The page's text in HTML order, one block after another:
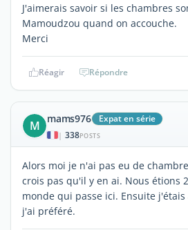
J'aimerais savoir si les chambres
Mamoudzou quand on accouche.
Merci
Réagir Répondre
M mams976 Expat en série
| 338POSTS
Alors moi je n'ai pas eu de
crois pas qu'il y en ai. Nous étions
monde qui passe ici. Ensuite
j'ai préféré.